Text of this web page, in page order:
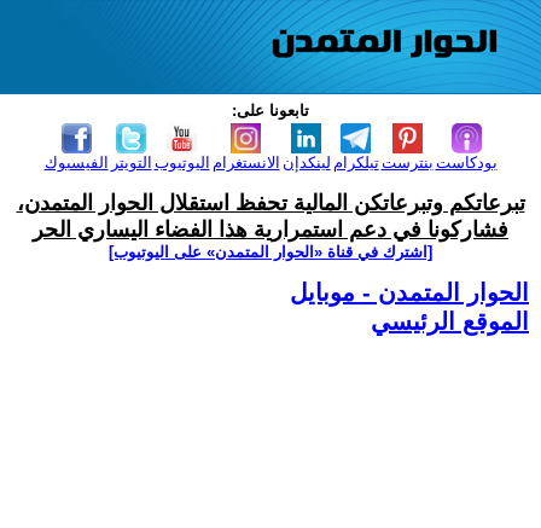
تابعونا على:
الفيسبوك التويتر اليوتيوب الانستغرام لينكدإن تيلكرامبنترست بودكاست
تبرعاتكم وتبرعاتكن المالية تحفظ استقلال الحوار المتمدن،
فشاركونا في دعم استمرارية هذا الفضاء اليساري الحر
[اشترك في قناة ‫«الحوار المتمدن» على اليوتيوب]
الحوار المتمدن - موبايل
الموقع الرئيسي